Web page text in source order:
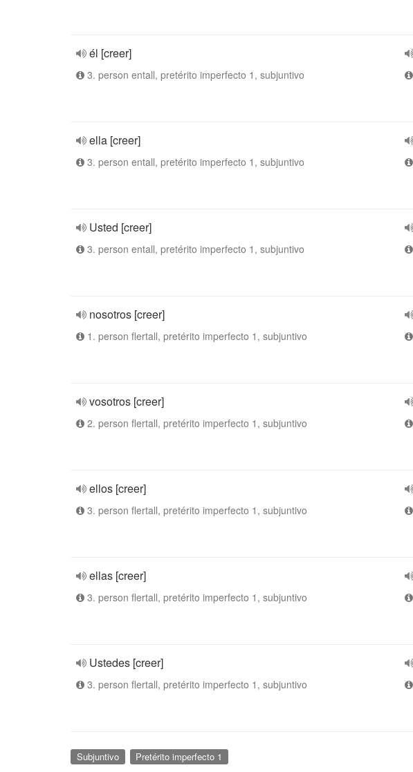
él [creer]
3. person entall, pretérito imperfecto 1, subjuntivo
ella [creer]
3. person entall, pretérito imperfecto 1, subjuntivo
Usted [creer]
3. person entall, pretérito imperfecto 1, subjuntivo
nosotros [creer]
1. person flertall, pretérito imperfecto 1, subjuntivo
vosotros [creer]
2. person flertall, pretérito imperfecto 1, subjuntivo
ellos [creer]
3. person flertall, pretérito imperfecto 1, subjuntivo
ellas [creer]
3. person flertall, pretérito imperfecto 1, subjuntivo
Ustedes [creer]
3. person flertall, pretérito imperfecto 1, subjuntivo
Subjuntivo Pretérito imperfecto 1